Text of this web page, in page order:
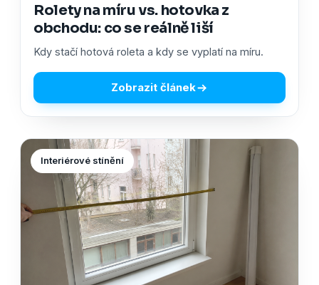
Rolety na míru vs. hotovka z
obchodu: co se reálně liší
Kdy stačí hotová roleta a kdy se vyplatí na míru.
Zobrazit článek
Interiérové stínění